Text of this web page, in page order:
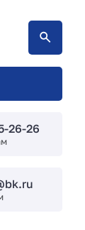
26-26